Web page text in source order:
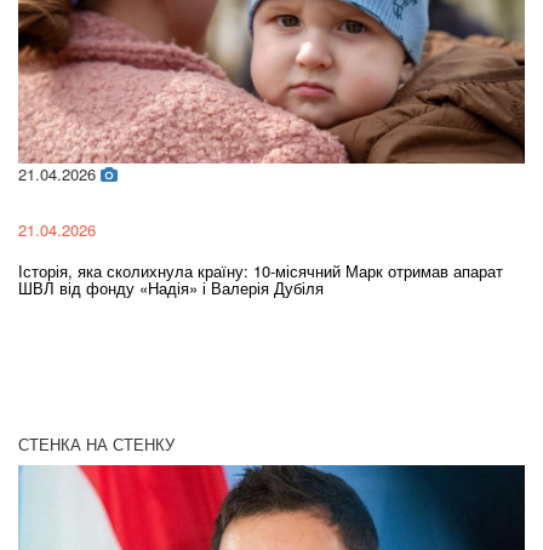
21.04.2026
21.04.2026
Історія, яка сколихнула країну: 10-місячний Марк отримав апарат
ШВЛ від фонду «Надія» і Валерія Дубіля
СТЕНКА НА СТЕНКУ